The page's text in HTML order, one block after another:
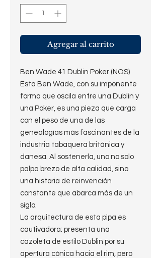
Agregar al carrito
Ben Wade 41 Dublin Poker (NOS)
Esta Ben Wade, con su imponente
forma que oscila entre una Dublin y
una Poker, es una pieza que carga
con el peso de una de las
genealogías más fascinantes de la
industria tabaquera británica y
danesa. Al sostenerla, uno no solo
palpa brezo de alta calidad, sino
una historia de reinvención
constante que abarca más de un
siglo.
La arquitectura de esta pipa es
cautivadora: presenta una
cazoleta de estilo Dublin por su
apertura cónica hacia el rim, pero